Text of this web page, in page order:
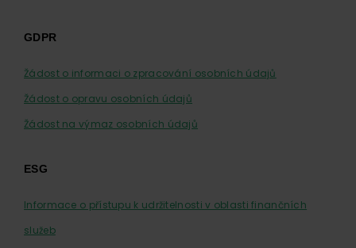
GDPR
Žádost o informaci o zpracování osobních údajů
Žádost o opravu osobních údajů
Žádost na výmaz osobních údajů
ESG
Informace o přístupu k udržitelnosti v oblasti finančních
služeb